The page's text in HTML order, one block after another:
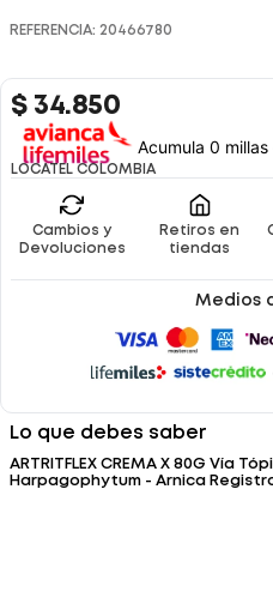
REFERENCIA: 20466780
$ 34.850
Acumula 0
LOCATEL COLOMBIA
Cambios y
Devoluciones
Retiros en
tiendas
Medios
Lo que debes saber
ARTRITFLEX CREMA X 80G Vía
Harpagophytum - Arnica